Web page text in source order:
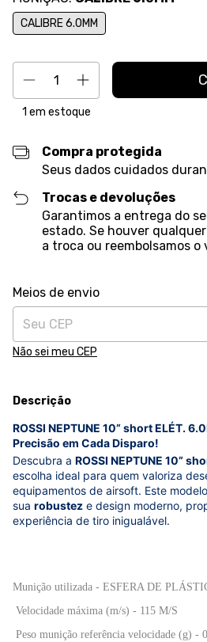
CALIBRE 6.0MM
1 em estoque
Compra protegida
Seus dados cuidados
Trocas e devoluções
Garantimos a entrega do
estado. Se houver
a troca ou reembolsamos o
Entregas para o CEP:
Meios de envio
Não sei meu CEP
Descrição
ROSSI NEPTUNE 10” short ELÉT.
Precisão em Cada Disparo!
Descubra a ROSSI NEPTUNE 10”
escolha ideal para quem valoriza
equipamentos de airsoft. Este
sua robustez e design moderno,
experiência de tiro inigualável.
Munição utilizada - ESFERA DE
Velocidade máxima (m/s) - 115 M/S
Peso munição referência velocidade (g) -